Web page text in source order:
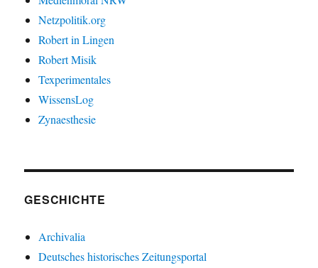
Netzpolitik.org
Robert in Lingen
Robert Misik
Texperimentales
WissensLog
Zynaesthesie
GESCHICHTE
Archivalia
Deutsches historisches Zeitungsportal